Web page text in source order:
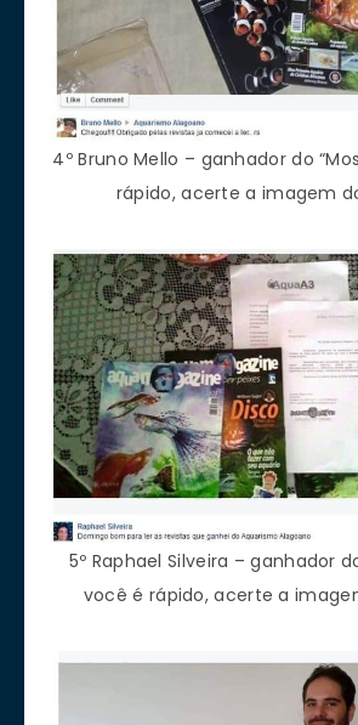
4º Bruno Mello – ganhador do
rápido, acerte a imagem
5º Raphael Silveira – ganhador
você é rápido, acerte a